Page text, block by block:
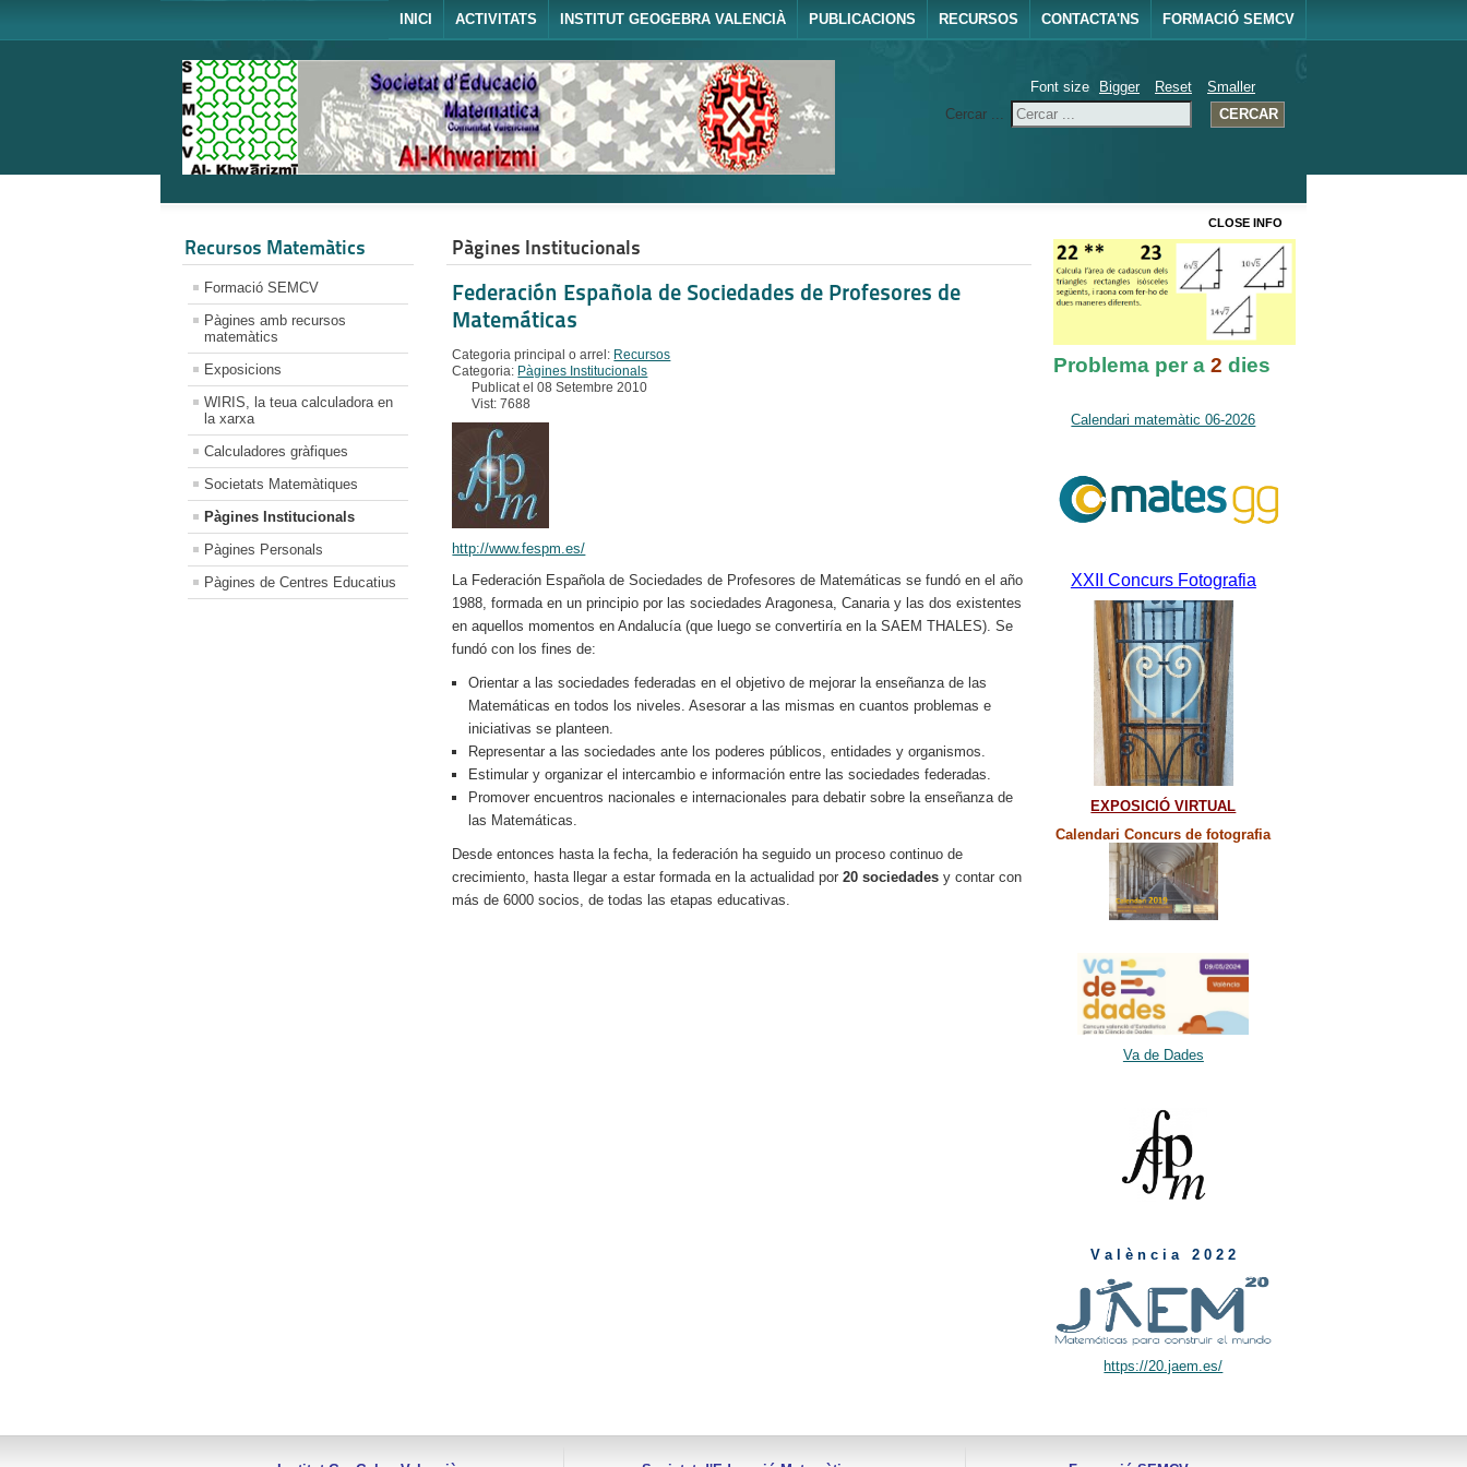
INICI ACTIVITATS INSTITUT GEOGEBRA VALENCIÀ PUBLICACIONS RECURSOS CONTACTA'NS FORMACIÓ SEMCV
Font size Bigger Reset
Smaller
Cercar ...
CERCAR
Recursos Matemàtics
Formació SEMCV
Pàgines amb recursos
matemàtics
Exposicions
WIRIS, la teua calculadora en
la xarxa
Calculadores gràfiques
Societats Matemàtiques
Pàgines Institucionals
Pàgines Personals
Pàgines de Centres Educatius
Pàgines Institucionals
Federación Española de Sociedades de Profesores de
Matemáticas
Categoria principal o arrel: Recursos
Categoria: Pàgines Institucionals
Publicat el 08 Setembre 2010
Vist: 7688
http://www.fespm.es/
La Federación Española de Sociedades de Profesores de Matemáticas se fundó en el año
1988, formada en un principio por las sociedades Aragonesa, Canaria y las dos existentes
en aquellos momentos en Andalucía (que luego se convertiría en la SAEM THALES). Se
fundó con los fines de:
Orientar a las sociedades federadas en el objetivo de mejorar la enseñanza de las
Matemáticas en todos los niveles. Asesorar a las mismas en cuantos problemas e
iniciativas se planteen.
Representar a las sociedades ante los poderes públicos, entidades y organismos.
Estimular y organizar el intercambio e información entre las sociedades federadas.
Promover encuentros nacionales e internacionales para debatir sobre la enseñanza de
las Matemáticas.
Desde entonces hasta la fecha, la federación ha seguido un proceso continuo de
crecimiento, hasta llegar a estar formada en la actualidad por20 sociedades y contar con
más de 6000 socios, de todas las etapas educativas.
CLOSE INFO
Problema per a 2 dies
Calendari matemàtic 06-2026
XXII Concurs Fotografia
EXPOSICIÓ VIRTUAL
Calendari Concurs de fotografia
Va de Dades
V a l è n c i a 2 0 2 2
https://20.jaem.es/